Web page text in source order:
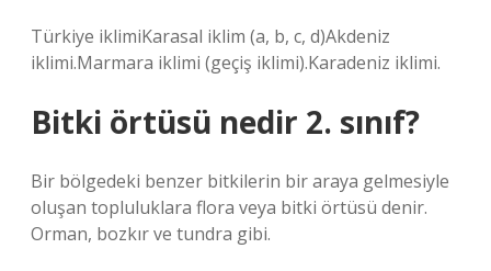
Türkiye iklimiKarasal iklim (a, b, c, d)Akdeniz
iklimi.Marmara iklimi (geçiş iklimi).Karadeniz iklimi.
Bitki örtüsü nedir 2. sınıf?
Bir bölgedeki benzer bitkilerin bir araya gelmesiyle
oluşan topluluklara flora veya bitki örtüsü denir.
Orman, bozkır ve tundra gibi.